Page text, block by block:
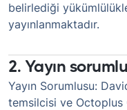
belirlediği
yayınlanmaktadır.
2. Yayın
Yayın Sorumlusu:
temsilcisi ve Octoplus